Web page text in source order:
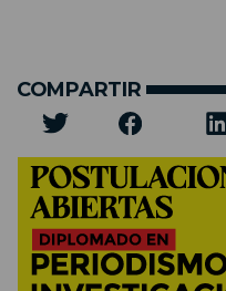
COMPARTIR